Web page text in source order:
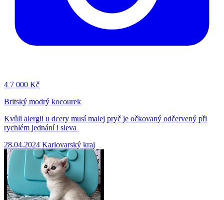
4 7 000 Kč
Britský modrý kocourek
Kvůli alergii u dcery musí malej pryč je očkovaný odčervený při
rychlém jednání i sleva
28.04.2024 Karlovarský kraj